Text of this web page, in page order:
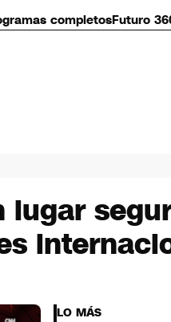
completosFuturo
lugar
LO MÁS